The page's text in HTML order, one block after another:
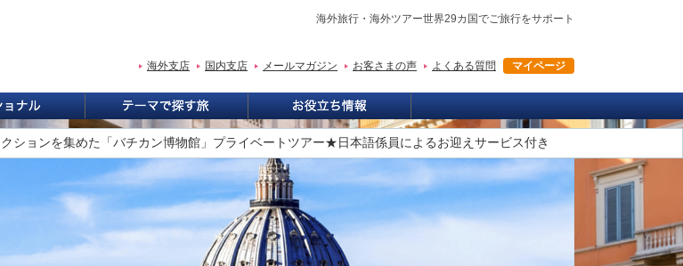
海外旅行・海外ツアー世界29カ国でご旅行をサポート
海外支店 国内支店 メールマガジン お客さまの声 よくある質問 マイページ
ションを集めた「バチカン博物館」プライベートツアー★日本語係員によるお迎えサービス付き